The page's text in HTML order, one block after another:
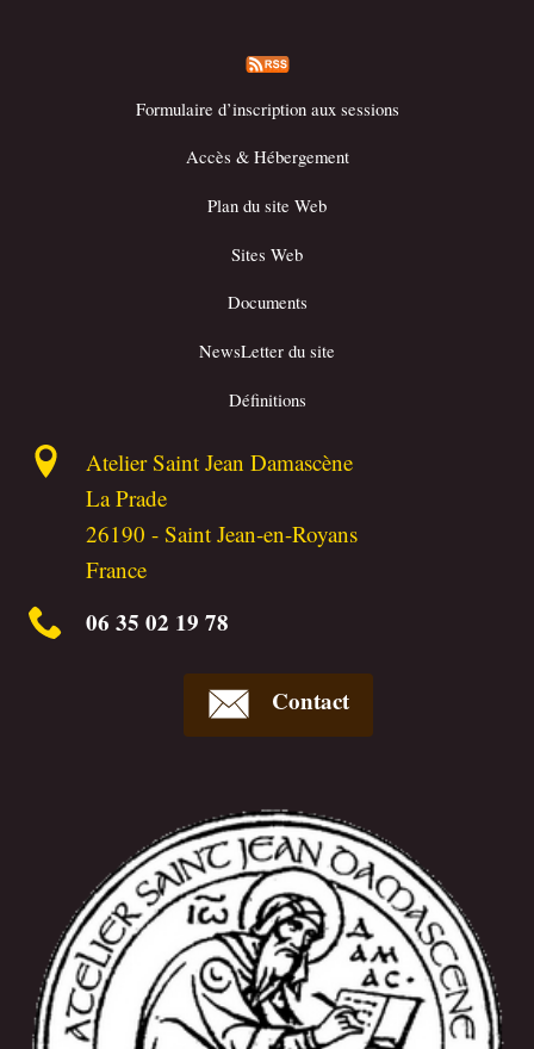
Formulaire d’inscription aux sessions
Accès & Hébergement
Plan du site Web
Sites Web
Documents
NewsLetter du site
Définitions
Atelier Saint Jean Damascène
La Prade
26190 -Saint Jean-en-Royans
France
06 35 02 19 78
Contact